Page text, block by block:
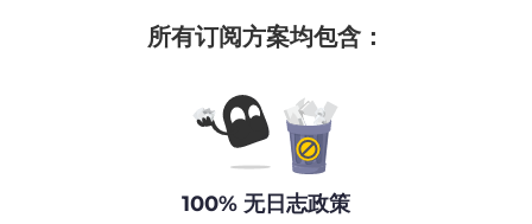
所有订阅方案均包含：
100% 无日志政策